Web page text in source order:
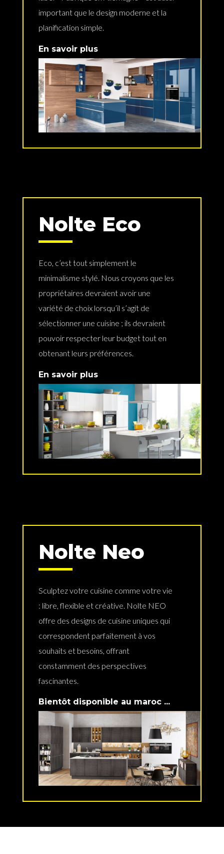
important que le design moderne et la
planification simple.
En savoir plus
Nolte Eco
Eco, c’est tout simplement le
minimalisme stylé. Nous croyons que les
propriétaires devraient avoir une
variété de choix lorsqu’il s’agit de
sélectionner une cuisine ; ils devraient
pouvoir respecter leur budget tout en
obtenant leurs préférences.
En savoir plus
Nolte Neo
Sculptez votre cuisine comme votre vie
: libre, flexible et créative. Nolte NEO
offre des designs de cuisine uniques qui
correspondent parfaitement à vos
souhaits et besoins, offrant
constamment des perspectives
fascinantes.
Bientôt disponible au maroc ...